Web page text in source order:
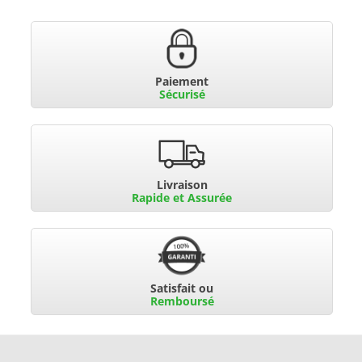
Paiement
Sécurisé
Livraison
Rapide et Assurée
Satisfait ou
Remboursé